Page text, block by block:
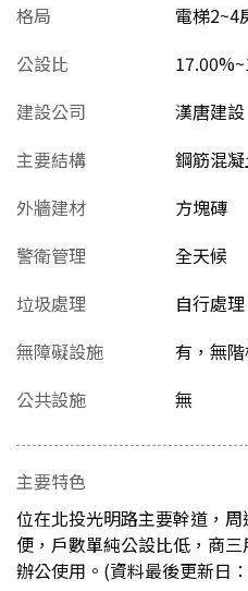
格局
電梯2~4
公設比
建設公司
漢唐建設
主要結構
鋼筋混凝
外牆建材
方塊磚
警衛管理
全天候
垃圾處理
自行處
無障礙設施
有，無
公共設施
無
主要特色
位在北投光明路主要幹道，
便，戶數單純公設比低，商
辦公使用。(資料最後更新日